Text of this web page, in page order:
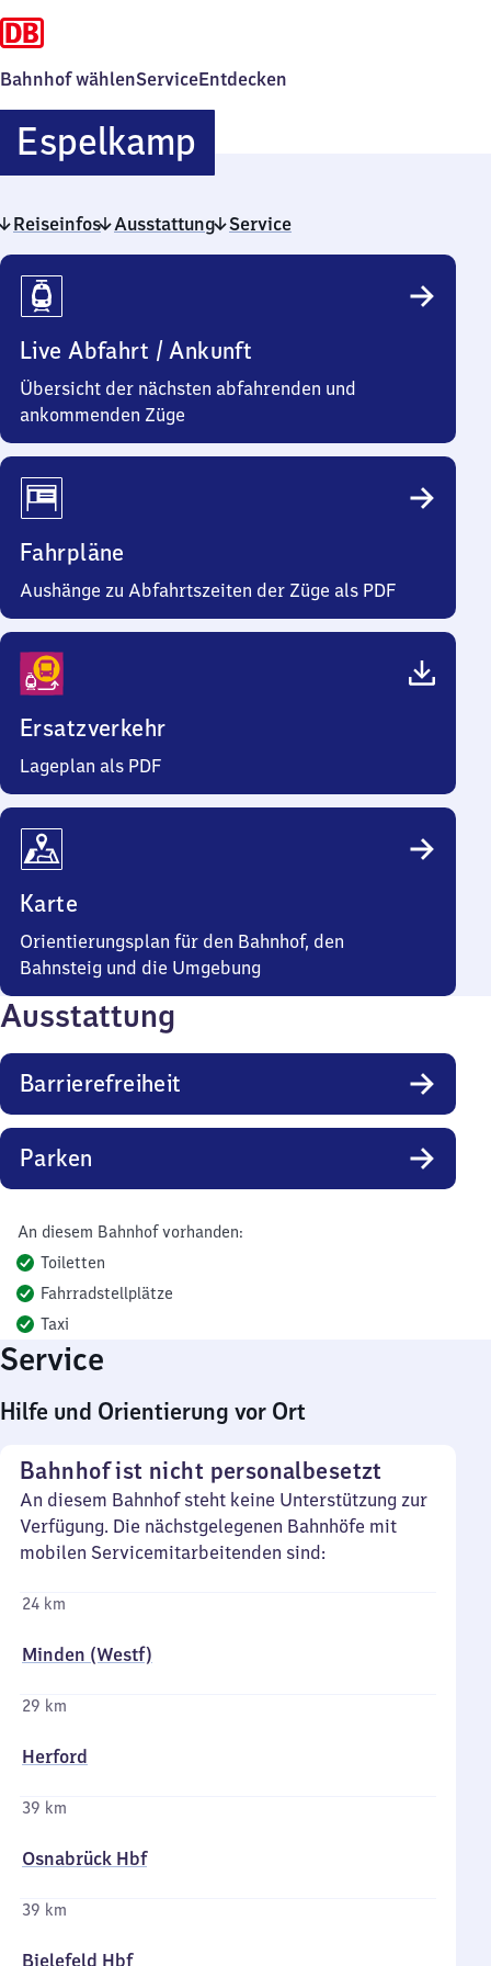
Bahnhof wählenServiceEntdecken
EspelkampEspelkamp
Reiseinfos Ausstattung Service
Reiseinfos
Live Abfahrt / Ankunft
Übersicht der nächsten abfahrenden und
ankommenden Züge
Fahrpläne
Aushänge zu Abfahrtszeiten der Züge als PDF
Ersatzverkehr
Lageplan als PDF
Karte
Orientierungsplan für den Bahnhof, den
Bahnsteig und die Umgebung
Ausstattung
Barrierefreiheit
Parken
An diesem Bahnhof vorhanden:
Toiletten
Fahrradstellplätze
Taxi
Service
Hilfe und Orientierung vor Ort
Bahnhof ist nicht personalbesetzt
An diesem Bahnhof steht keine Unterstützung zur
Verfügung. Die nächstgelegenen Bahnhöfe mit
mobilen Servicemitarbeitenden sind:
24 km
Minden (Westf)
29 km
Herford
39 km
Osnabrück Hbf
39 km
Bielefeld Hbf